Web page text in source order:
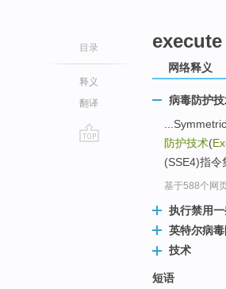
目录
释义
翻译
网络释义
病毒防护
防护技术(
(SSE4)指令
基于588个网
执行禁用
英特尔病
技术
短语